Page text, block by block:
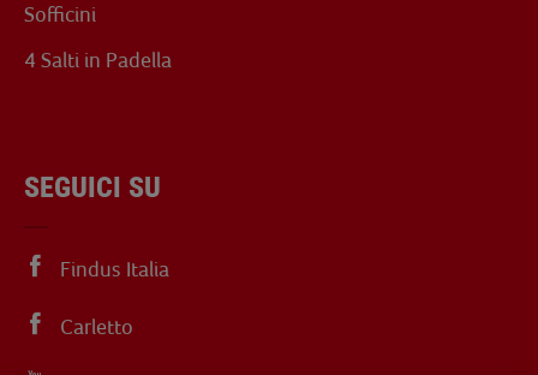
Sofficini
4 Salti in Padella
SEGUICI SU
Findus Italia
Carletto